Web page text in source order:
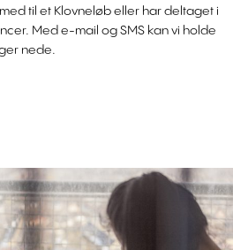
til et Klovneløb eller har deltaget i
Med e-mail og SMS kan vi holde
nede.